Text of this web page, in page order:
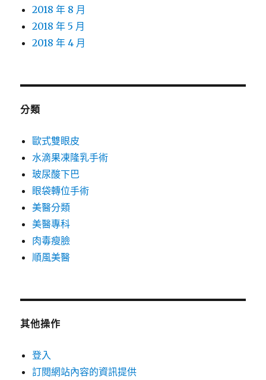
2018 年 8 月
2018 年 5 月
2018 年 4 月
分類
歐式雙眼皮
水滴果凍隆乳手術
玻尿酸下巴
眼袋轉位手術
美醫分類
美醫專科
肉毒瘦臉
順風美醫
其他操作
登入
訂閱網站內容的資訊提供